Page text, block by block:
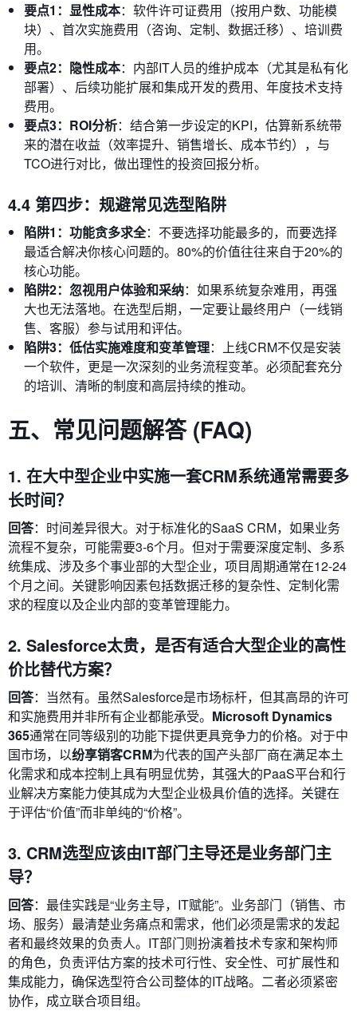
要点1：显性成本：软件许可证费用（按用户数、功能模
块）、首次实施费用（咨询、定制、数据迁移）、培训费
用。
要点2：隐性成本：内部IT人员的维护成本（尤其是私有化
部署）、后续功能扩展和集成开发的费用、年度技术支持
费用。
要点3：ROI分析：结合第一步设定的KPI，估算新系统带
来的潜在收益（效率提升、销售增长、成本节约），与
TCO进行对比，做出理性的投资回报分析。
4.4 第四步：规避常见选型陷阱
陷阱1：功能贪多求全：不要选择功能最多的，而要选择
最适合解决你核心问题的。80%的价值往往来自于20%的
核心功能。
陷阱2：忽视用户体验和采纳：如果系统复杂难用，再强
大也无法落地。在选型后期，一定要让最终用户（一线销
售、客服）参与试用和评估。
陷阱3：低估实施难度和变革管理：上线CRM不仅是安装
一个软件，更是一次深刻的业务流程变革。必须配套充分
的培训、清晰的制度和高层持续的推动。
五、常见问题解答 (FAQ)
1. 在大中型企业中实施一套CRM系统通常需要多
长时间？
回答：时间差异很大。对于标准化的SaaS CRM，如果业务
流程不复杂，可能需要3-6个月。但对于需要深度定制、多系
统集成、涉及多个事业部的大型企业，项目周期通常在12-24
个月之间。关键影响因素包括数据迁移的复杂性、定制化需
求的程度以及企业内部的变革管理能力。
2. Salesforce太贵，是否有适合大型企业的高性
价比替代方案？
回答：当然有。虽然Salesforce是市场标杆，但其高昂的许可
和实施费用并非所有企业都能承受。 Microsoft Dynamics
365通常在同等级别的功能下提供更具竞争力的价格。对于中
国市场，以纷享销客CRM为代表的国产头部厂商在满足本土
化需求和成本控制上具有明显优势，其强大的PaaS平台和行
业解决方案能力使其成为大型企业极具价值的选择。关键在
于评估“价值”而非单纯的“价格”。
3. CRM选型应该由IT部门主导还是业务部门主
导？
回答：最佳实践是“业务主导，IT赋能”。业务部门（销售、市
场、服务）最清楚业务痛点和需求，他们必须是需求的发起
者和最终效果的负责人。IT部门则扮演着技术专家和架构师
的角色，负责评估方案的技术可行性、安全性、可扩展性和
集成能力，确保选型符合公司整体的IT战略。二者必须紧密
协作，成立联合项目组。